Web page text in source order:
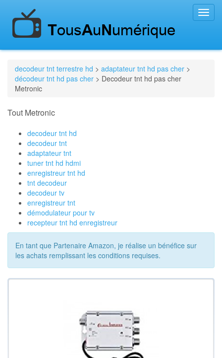
decodeur tnt terrestre hd > adaptateur tnt hd pas cher >
décodeur tnt hd pas cher > Decodeur tnt hd pas cher
Metronic
Tout Metronic
decodeur tnt hd
decodeur tnt
adaptateur tnt
tuner tnt hd hdmi
enregistreur tnt hd
tnt decodeur
decodeur tv
enregistreur tnt
démodulateur pour tv
recepteur tnt hd enregistreur
En tant que Partenaire Amazon, je réalise un bénéfice sur
les achats remplissant les conditions requises.